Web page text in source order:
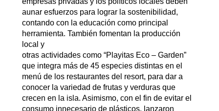
aunar esfuerzos para lograr la sostenibilidad,
contando con la educación como principal
herramienta. También fomentan la producción
local y
otras actividades como “Playitas Eco – Garden”
que integra más de 45 especies distintas en el
menú de los restaurantes del resort, para dar a
conocer la variedad de frutas y verduras que
crecen en la isla. Asimismo, con el fin de evitar el
consumo innecesario de plásticos, lanzaron